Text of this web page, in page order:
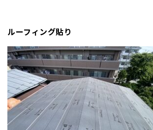
ルーフィング貼り